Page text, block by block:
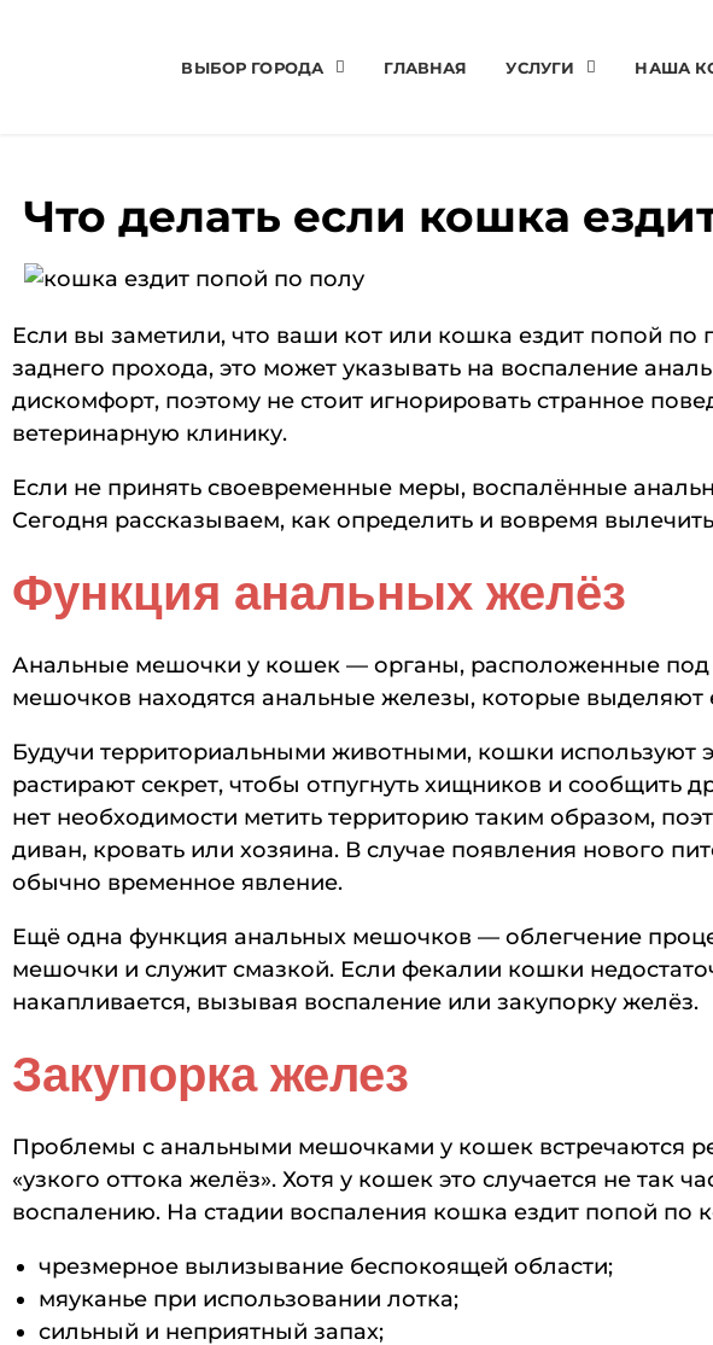
ВЫБОР ГОРОДА ГЛАВНАЯ УСЛУГИ НАША
Что делать если кошка
Если вы заметили, что ваши кот или кошка ездит попой
заднего прохода, это может указывать на воспаление
дискомфорт, поэтому не стоит игнорировать странное
ветеринарную клинику.
Если не принять своевременные меры, воспалённые
Сегодня рассказываем, как определить и вовремя
Функция анальных желёз
Анальные мешочки у кошек — органы, расположенные под
мешочков находятся анальные железы, которые выделяют
Будучи территориальными животными, кошки используют
растирают секрет, чтобы отпугнуть хищников и
нет необходимости метить территорию таким образом,
диван, кровать или хозяина. В случае появления нового
обычно временное явление.
Ещё одна функция анальных мешочков — облегчение
мешочки и служит смазкой. Если фекалии кошки
накапливается, вызывая воспаление или закупорку желёз.
Закупорка желез
Проблемы с анальными мешочками у кошек встречаются
«узкого оттока желёз». Хотя у кошек это случается не так
воспалению. На стадии воспаления кошка ездит попой по
чрезмерное вылизывание беспокоящей области;
мяуканье при использовании лотка;
сильный и неприятный запах;